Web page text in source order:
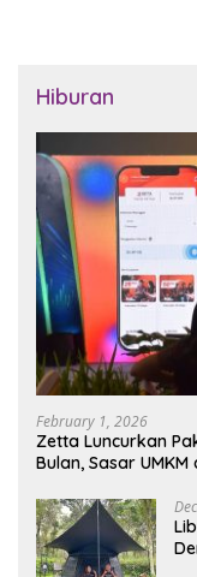
Hiburan
February 1, 2026
Zetta Luncurkan
Bulan, Sasar